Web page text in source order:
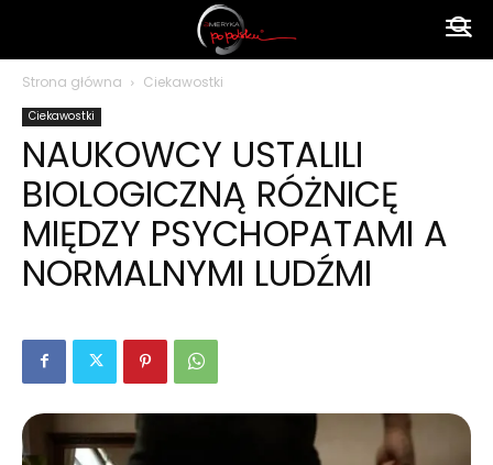
polsku
Strona główna Ciekawostki
Ciekawostki
NAUKOWCY USTALILI
BIOLOGICZNĄ RÓŻNICĘ
MIĘDZY PSYCHOPATAMI A
NORMALNYMI LUDŹMI